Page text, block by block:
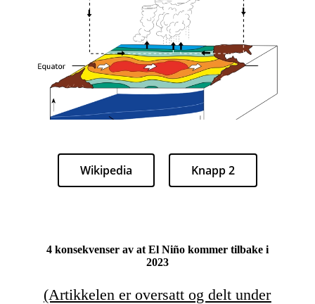
Wikipedia Knapp 2
4 konsekvenser av at El Niño kommer tilbake i
2023
(Artikkelen er oversatt og delt under